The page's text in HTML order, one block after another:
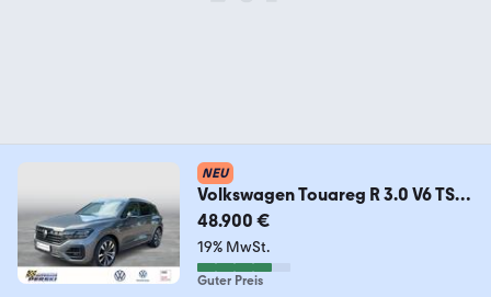
NEU
Volkswagen Touareg R 3.0 V6 TSI
48.900 €
19% MwSt.
Guter Preis